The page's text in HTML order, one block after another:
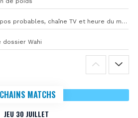
OM-Athletic Bilbao : compos probables, chaîne TV et heure du match
dossier Wahi
MATCHS
JEU 30 JUILLET